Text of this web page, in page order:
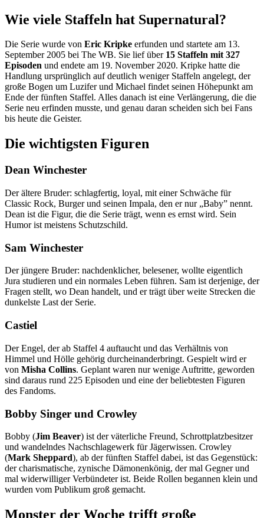
Wie viele Staffeln hat Supernatural?
Die Serie wurde von Eric Kripke erfunden und startete am 13.
September 2005 bei The WB. Sie lief über 15 Staffeln mit 327
Episoden und endete am 19. November 2020. Kripke hatte die
Handlung ursprünglich auf deutlich weniger Staffeln angelegt, der
große Bogen um Luzifer und Michael findet seinen Höhepunkt am
Ende der fünften Staffel. Alles danach ist eine Verlängerung, die die
Serie neu erfinden musste, und genau daran scheiden sich bei Fans
bis heute die Geister.
Die wichtigsten Figuren
Dean Winchester
Der ältere Bruder: schlagfertig, loyal, mit einer Schwäche für
Classic Rock, Burger und seinen Impala, den er nur „Baby” nennt.
Dean ist die Figur, die die Serie trägt, wenn es ernst wird. Sein
Humor ist meistens Schutzschild.
Sam Winchester
Der jüngere Bruder: nachdenklicher, belesener, wollte eigentlich
Jura studieren und ein normales Leben führen. Sam ist derjenige, der
Fragen stellt, wo Dean handelt, und er trägt über weite Strecken die
dunkelste Last der Serie.
Castiel
Der Engel, der ab Staffel 4 auftaucht und das Verhältnis von
Himmel und Hölle gehörig durcheinanderbringt. Gespielt wird er
von Misha Collins. Geplant waren nur wenige Auftritte, geworden
sind daraus rund 225 Episoden und eine der beliebtesten Figuren
des Fandoms.
Bobby Singer und Crowley
Bobby (Jim Beaver) ist der väterliche Freund, Schrottplatzbesitzer
und wandelndes Nachschlagewerk für Jägerwissen. Crowley
(Mark Sheppard), ab der fünften Staffel dabei, ist das Gegenstück:
der charismatische, zynische Dämonenkönig, der mal Gegner und
mal widerwilliger Verbündeter ist. Beide Rollen begannen klein und
wurden vom Publikum groß gemacht.
Monster der Woche trifft große